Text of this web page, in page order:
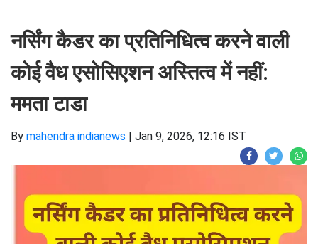
नर्सिंग कैडर का प्रतिनिधित्व करने वाली
कोई वैध एसोसिएशन अस्तित्व में नहीं:
ममता टाडा
By mahendra indianews | Jan 9, 2026, 12:16 IST